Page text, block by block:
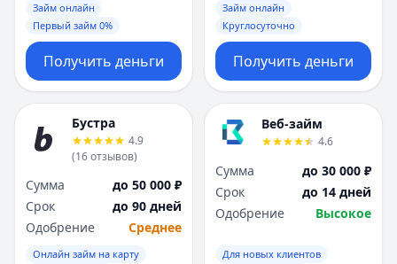
Займ онлайн
Первый займ 0%
Получить деньги
Займ онлайн
Круглосуточно
Получить деньги
Бустра
4.9
(16отзывов)
Сумма
до 50 000 ₽
Срок
до 90 дней
Одобрение
Среднее
Онлайн займ на карту
Веб-займ
4.6
Сумма
до 30 000 ₽
Срок
до 14 дней
Одобрение
Высокое
Для новых клиентов